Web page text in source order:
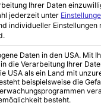
Ihrer Daten
jederzeit unter
individueller
Daten in den USA. Mit
die Verarbeitung Ihrer
USA als ein Land mit
beispielsweise die
besteht.